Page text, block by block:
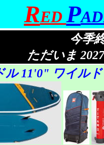
RED P
今季
ただいま
11'0" ワイルド